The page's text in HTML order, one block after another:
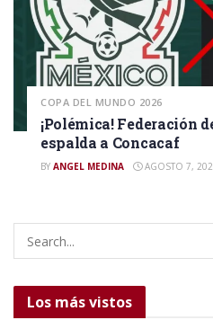
COPA DEL MUNDO 2026
¡Polémica! Federación
espalda a Concacaf
BY ANGEL MEDINA AGOSTO 7,
Los más vistos